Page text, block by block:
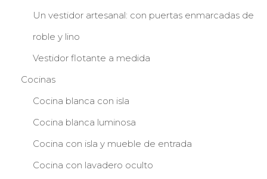
Un vestidor artesanal: con puertas enmarcadas de
roble y lino
Vestidor flotante a medida
Cocinas
Cocina blanca con isla
Cocina blanca luminosa
Cocina con isla y mueble de entrada
Cocina con lavadero oculto